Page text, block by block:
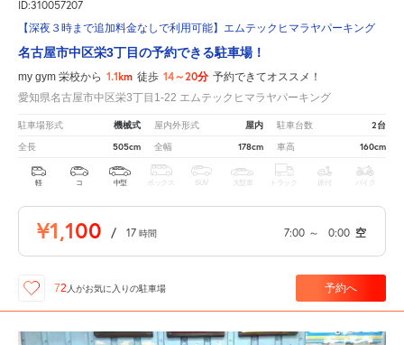
ID:310057207
【深夜３時まで追加料金なしで利用可能】エムテックヒマラヤパーキング
名古屋市中区栄3丁目の予約できる駐車場！
my gym 栄校から 1.1km 徒歩 14～20分 予約できてオススメ！
愛知県名古屋市中区栄3丁目1-22 エムテックヒマラヤパーキング
駐車場形式 機械式 屋内外形式 屋内 駐車台数 2台
全長 505cm 全幅 178cm 車高 160cm
軽 コ 中型 ボックス SUV 大型車 トラック 原付 バイク
¥1,100 / 17 時間 7:00 ～ 0:00 空
72 人がお気に入りの駐車場 予約へ